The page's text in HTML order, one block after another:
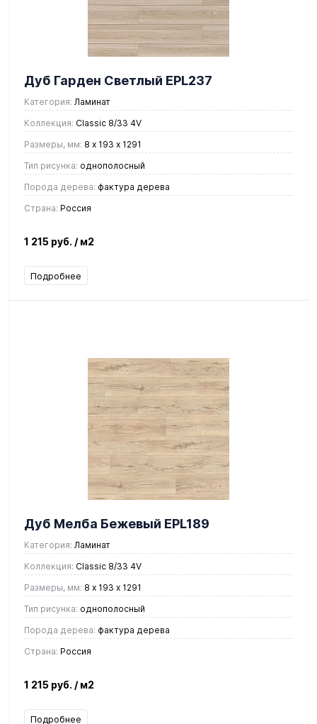
Дуб Гарден Светлый EPL237
Категория: Ламинат
Коллекция: Classic 8/33 4V
Размеры, мм: 8 х 193 х 1291
Тип рисунка: однополосный
Порода дерева: фактура дерева
Страна: Россия
1 215 руб. / м2
Подробнее
Дуб Мелба Бежевый EPL189
Категория: Ламинат
Коллекция: Classic 8/33 4V
Размеры, мм: 8 х 193 х 1291
Тип рисунка: однополосный
Порода дерева: фактура дерева
Страна: Россия
1 215 руб. / м2
Подробнее